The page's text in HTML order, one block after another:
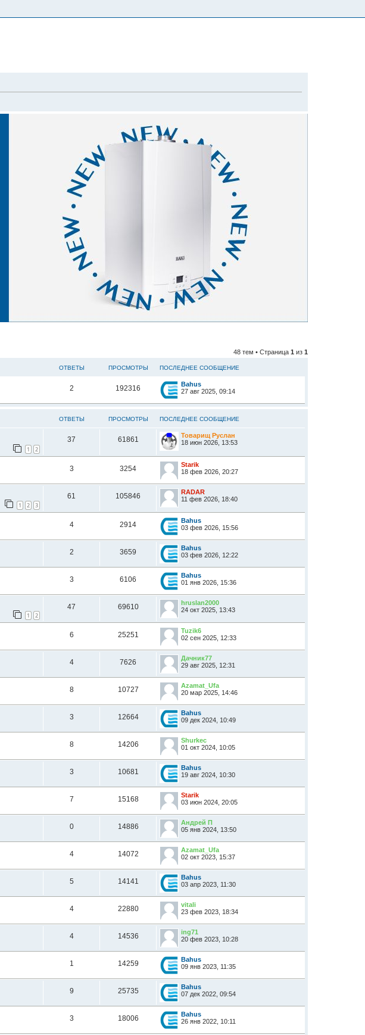
48 тем • Страница 1 из 1
ОТВЕТЫ ПРОСМОТРЫ ПОСЛЕДНЕЕ СООБЩЕНИЕ
2 192316
Bahus
27 авг 2025, 09:14
ОТВЕТЫ ПРОСМОТРЫ ПОСЛЕДНЕЕ СООБЩЕНИЕ
1 2
37 61861
Товарищ Руслан
18 июн 2026, 13:53
3 3254
Starik
18 фев 2026, 20:27
1 2 3
61 105846
RADAR
11 фев 2026, 18:40
4 2914
Bahus
03 фев 2026, 15:56
2 3659
Bahus
03 фев 2026, 12:22
3 6106
Bahus
01 янв 2026, 15:36
1 2
47 69610
hruslan2000
24 окт 2025, 13:43
6 25251
Tuzik6
02 сен 2025, 12:33
4 7626
Дачник77
29 авг 2025, 12:31
8 10727
Azamat_Ufa
20 мар 2025, 14:46
3 12664
Bahus
09 дек 2024, 10:49
8 14206
Shurkec
01 окт 2024, 10:05
3 10681
Bahus
19 авг 2024, 10:30
7 15168
Starik
03 июн 2024, 20:05
0 14886
Андрей П
05 янв 2024, 13:50
4 14072
Azamat_Ufa
02 окт 2023, 15:37
5 14141
Bahus
03 апр 2023, 11:30
4 22880
vitali
23 фев 2023, 18:34
4 14536
ing71
20 фев 2023, 10:28
1 14259
Bahus
09 янв 2023, 11:35
9 25735
Bahus
07 дек 2022, 09:54
3 18006
Bahus
26 янв 2022, 10:11